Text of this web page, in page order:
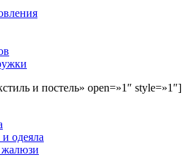
и постель» open=»1″ style=»1″]
одеяла